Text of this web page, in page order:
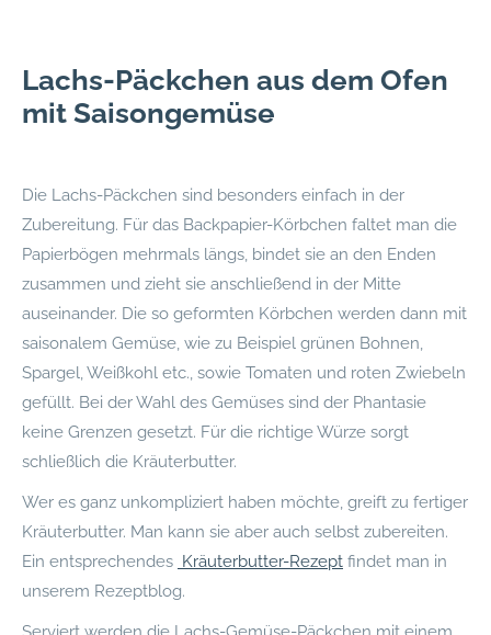
Lachs-Päckchen aus dem Ofen
mit Saisongemüse
Die Lachs-Päckchen sind besonders einfach in der
Zubereitung. Für das Backpapier-Körbchen faltet man die
Papierbögen mehrmals längs, bindet sie an den Enden
zusammen und zieht sie anschließend in der Mitte
auseinander. Die so geformten Körbchen werden dann mit
saisonalem Gemüse, wie zu Beispiel grünen Bohnen,
Spargel, Weißkohl etc., sowie Tomaten und roten Zwiebeln
gefüllt. Bei der Wahl des Gemüses sind der Phantasie
keine Grenzen gesetzt. Für die richtige Würze sorgt
schließlich die Kräuterbutter.
Wer es ganz unkompliziert haben möchte, greift zu fertiger
Kräuterbutter. Man kann sie aber auch selbst zubereiten.
Ein entsprechendes Kräuterbutter-Rezept findet man in
unserem Rezeptblog.